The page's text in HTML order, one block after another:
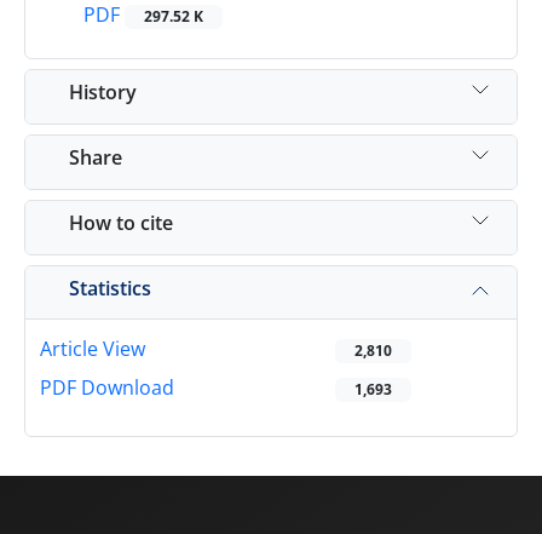
PDF
297.52 K
History
Share
How to cite
Statistics
Article View 2,810
PDF Download 1,693